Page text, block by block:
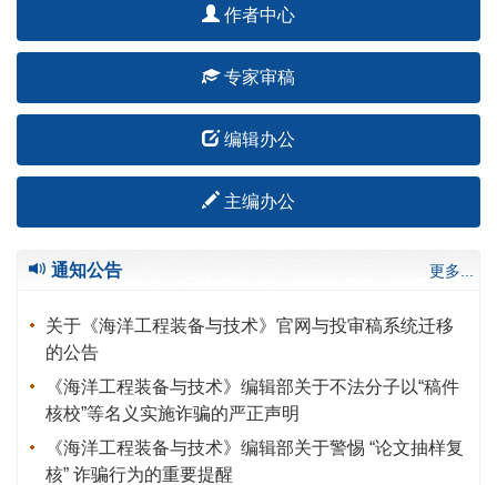
作者中心
专家审稿
编辑办公
主编办公
通知公告 更多...
关于《海洋工程装备与技术》官网与投审稿系统迁移
的公告
《海洋工程装备与技术》编辑部关于不法分子以“稿件
核校”等名义实施诈骗的严正声明
《海洋工程装备与技术》编辑部关于警惕 “论文抽样复
核” 诈骗行为的重要提醒